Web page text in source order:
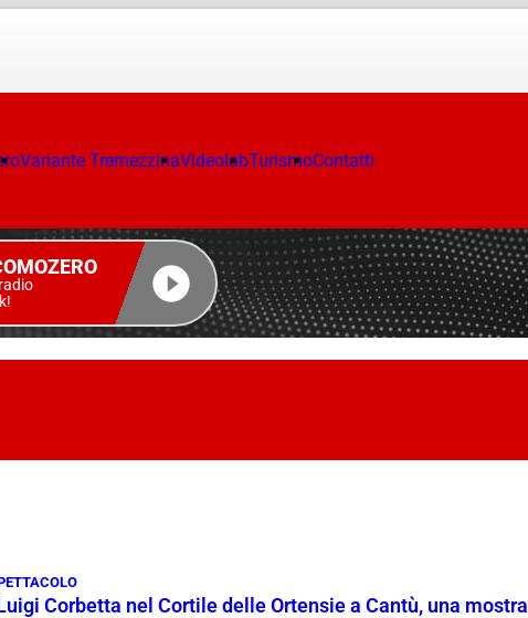
Variante TremezzinaVideolabTurismoContatti
Corbetta nel Cortile delle Ortensie a Cantù, una mostra